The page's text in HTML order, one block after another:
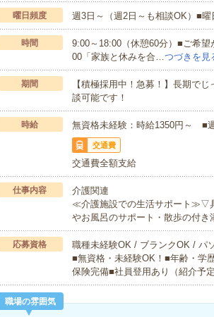
曜日頻度 週3日～（週2日～も相談OK）■
時間
9:00～18:00（休憩60分）■ご希
00「家族と休みを合…つづきを見
期間
【積極採用中！急募！】長期で
談可能です！
時給 無資格未経験：時給1350円～
交通費
交通費全額支給
仕事内容
介護関連
≪介護施設での生活サポート≫▽
やお風呂のサポート・散歩の付
応募資格
職種未経験OK / ブランクOK / パ
■無資格・未経験OK！■年齢・学
保険完備■社員登用あり（紹介
職場の雰囲気